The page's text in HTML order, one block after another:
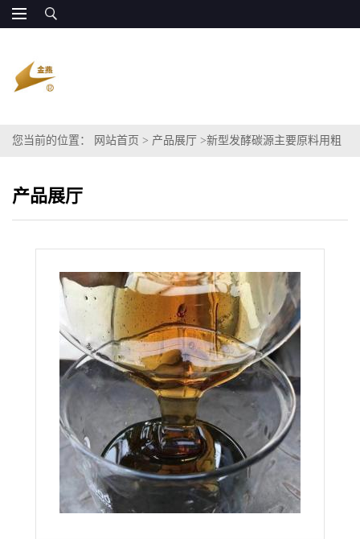
您当前的位置： 网站首页 > 产品展厅 >新型发酵碳源主要原料用粗
产品展厅